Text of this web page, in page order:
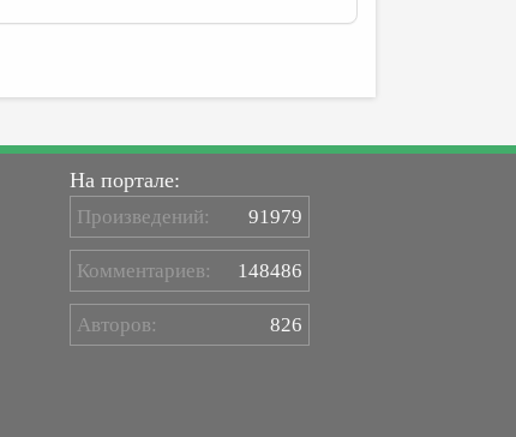
На портале:
Произведений: 91979
Комментариев: 148486
Авторов: 826